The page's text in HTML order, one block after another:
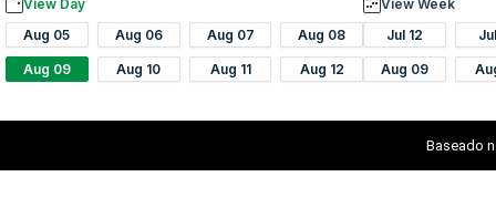
View Day
Aug 05
Aug 06 Aug 07 Aug 08
Aug 09 Aug 10 Aug 11 Aug 12
View Week
Jul 12
Aug 09
Baseado